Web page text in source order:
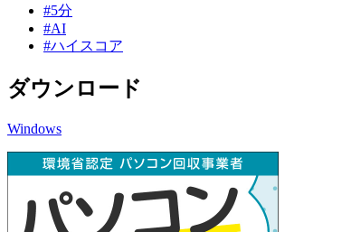
#5分
#AI
#ハイスコア
ダウンロード
Windows